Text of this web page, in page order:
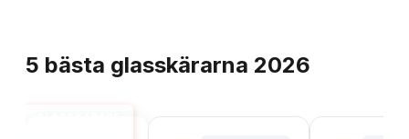
5 bästa glasskärarna 2026